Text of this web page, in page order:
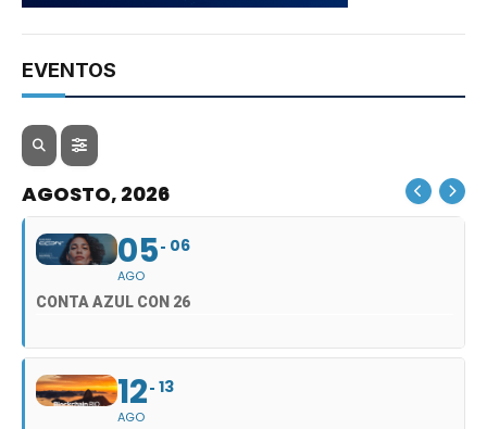
EVENTOS
AGOSTO, 2026
05
AGO
06
CONTA AZUL CON 26
12
AGO
13